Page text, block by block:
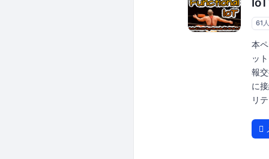
61人
本
ッ
報
に
リ